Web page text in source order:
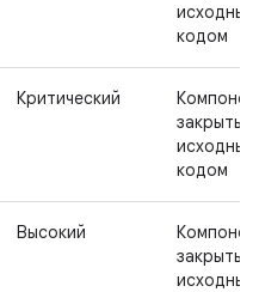
исходным
кодом
Критический
закрытым
исходным
кодом
Высокий
закрытым
исходным